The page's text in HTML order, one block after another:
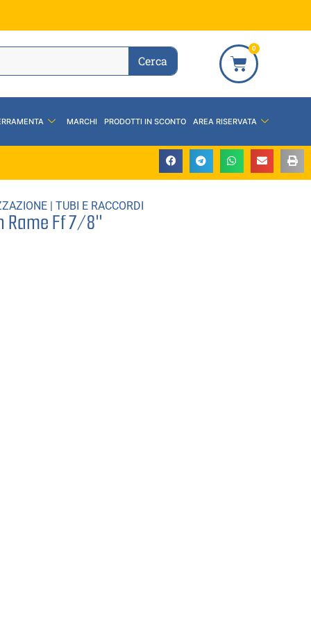
Cerca
0
MARCHI PRODOTTI IN SCONTO AREA RISERVATA
| TUBI E RACCORDI
Rame Ff 7/8″